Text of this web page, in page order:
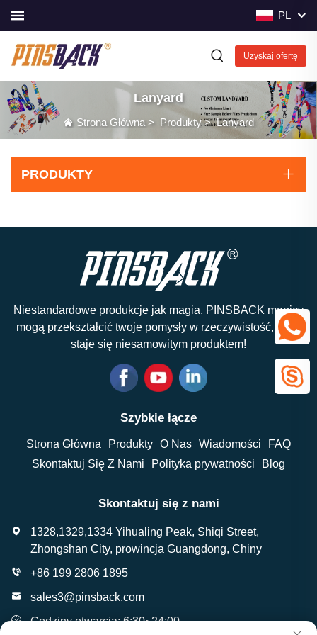
PL
Uzyskaj ofertę
Lanyard
Strona Główna> Produkty>Lanyard
PRODUKTY
Niestandardowe produkcje jak magia, PINSBACK magicy
mogą przekształcić twoje pomysły w rzeczywistość, która
staje się niesamowitym produktem!
Szybkie łącze
Strona Główna Produkty O Nas Wiadomości
FAQ
Skontaktuj Się Z Nami
Polityka prywatności Blog
Skontaktuj się z nami
1328,1329,1334 Yihualing Peak, Shiqi Street,
Zhongshan City, prowincja Guangdong, Chiny
+86 199 2806 1895
sales3@pinsback.com
Godziny otwarcia: 6:30~24:00